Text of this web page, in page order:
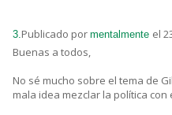
3.Publicado por mentalmente el
Buenas a todos,
No sé mucho sobre el tema de
mala idea mezclar la política con